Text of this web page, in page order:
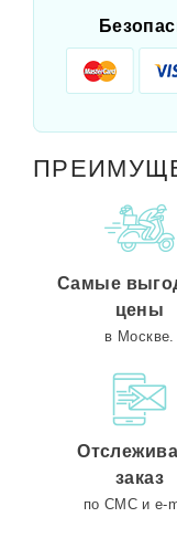
Самые
цены
в Москве.
заказ
по СМС и e-